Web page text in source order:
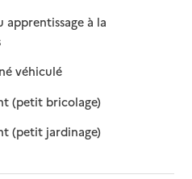
à la
disponible
véhiculé
: disponible
: non disponible
(petit bricolage): disponible
: non disponible
(petit jardinage): disponible
: non disponible